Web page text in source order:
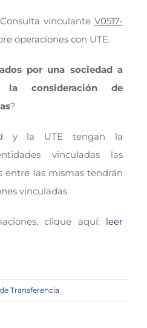
Consulta vinculante V0517-
operaciones con UTE.
por una sociedad a
consideración de
?
y la UTE tengan la
vinculadas las
entre las mismas tendrán
vinculadas.
clique aquí: leer
Transferencia